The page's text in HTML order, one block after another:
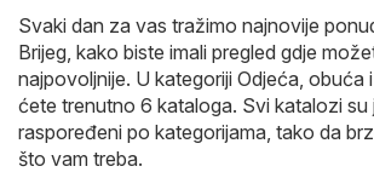
Svaki dan za vas tražimo najnovije
Brijeg, kako biste imali pregled gdje
najpovoljnije. U kategoriji Odjeća, obuća
ćete trenutno 6 kataloga. Svi katalozi su
raspoređeni po kategorijama, tako da
što vam treba.